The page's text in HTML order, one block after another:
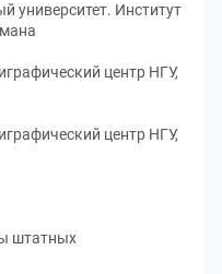
университет. Институт
центр НГУ,
центр НГУ,
штатных